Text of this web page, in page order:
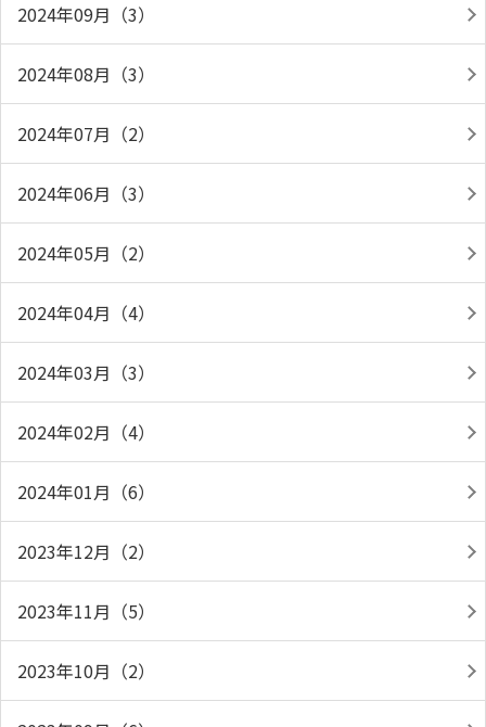
2024年09月（3）
2024年08月（3）
2024年07月（2）
2024年06月（3）
2024年05月（2）
2024年04月（4）
2024年03月（3）
2024年02月（4）
2024年01月（6）
2023年12月（2）
2023年11月（5）
2023年10月（2）